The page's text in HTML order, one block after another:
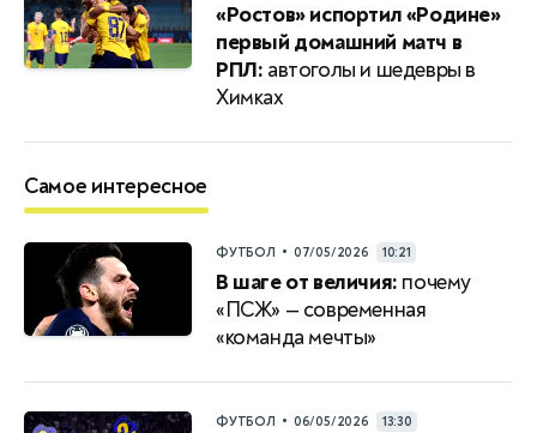
«Ростов» испортил «Родине»
первый домашний матч в
РПЛ: автоголы и шедевры в
Химках
Самое интересное
ФУТБОЛ • 07/05/2026 10:21
В шаге от величия: почему
«ПСЖ» — современная
«команда мечты»
ФУТБОЛ • 06/05/2026 13:30